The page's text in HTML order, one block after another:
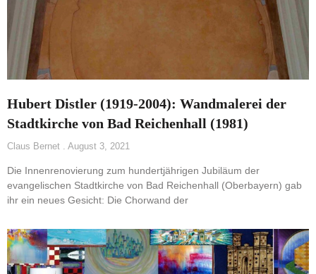
Hubert Distler (1919-2004): Wandmalerei der
Stadtkirche von Bad Reichenhall (1981)
Claus Bernet August 3, 2021
Die Innenrenovierung zum hundertjährigen Jubiläum der
evangelischen Stadtkirche von Bad Reichenhall (Oberbayern) gab
ihr ein neues Gesicht: Die Chorwand der